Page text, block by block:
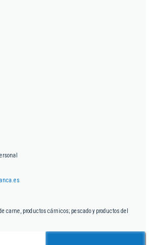
carne, productos cárnicos; pescado y productos del